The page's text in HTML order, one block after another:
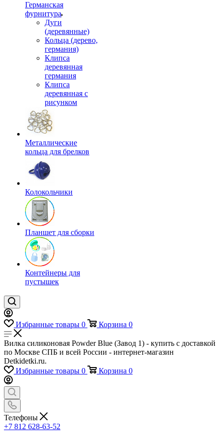
Германская
фурнитура
Дуги
(деревянные)
Кольца (дерево,
германия)
Клипса
деревянная
германия
Клипса
деревянная с
рисунком
Металлические
кольца для брелков
Колокольчики
Планшет для сборки
Контейнеры для
пустышек
Избранные товары 0 Корзина 0
Вилка силиконовая Powder Blue (Завод 1) - купить с доставкой
по Москве СПБ и всей России - интернет-магазин
Detkidetki.ru.
Избранные товары 0 Корзина 0
Телефоны
+7 812 628-63-52